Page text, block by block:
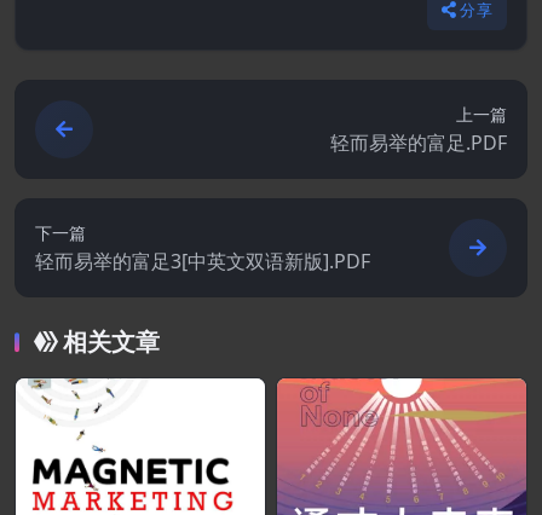
分享
上一篇
轻而易举的富足.PDF
下一篇
轻而易举的富足3[中英文双语新版].PDF
相关文章